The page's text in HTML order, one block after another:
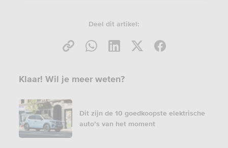
Deel dit artikel:
Klaar! Wil je meer weten?
Dit zijn de 10 goedkoopste elektrische
auto’s van het moment